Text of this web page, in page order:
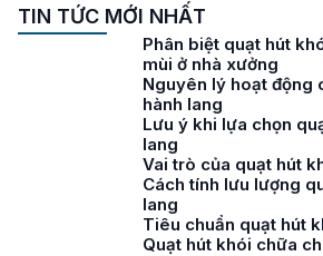
TIN TỨC MỚI NHẤT
Phân biệt quạt hút
mùi ở nhà xưởng
Nguyên lý hoạt động
hành lang
Lưu ý khi lựa chọn
lang
Vai trò của quạt hút
Cách tính lưu lượng
lang
Tiêu chuẩn quạt hút
Quạt hút khói chữa